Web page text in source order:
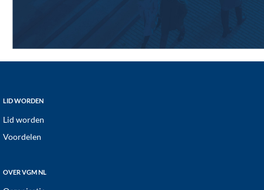
Footer
LID WORDEN
Lid worden
Voordelen
OVER VGM NL